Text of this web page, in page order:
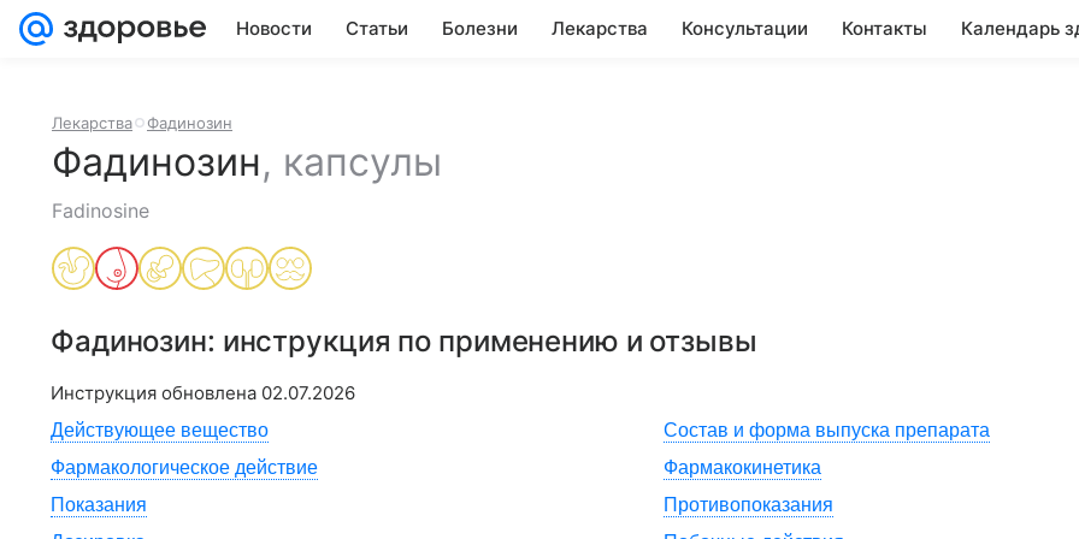
Новости Статьи Болезни Лекарства Консультации Контакты Календарь
Лекарства Фадинозин
Фадинозин, капсулы
Fadinosine
Фадинозин: инструкция по применению и отзывы
Инструкция обновлена 02.07.2026
Действующее вещество
Состав и форма выпуска препарата
Фармакологическое действие
Фармакокинетика
Показания
Противопоказания